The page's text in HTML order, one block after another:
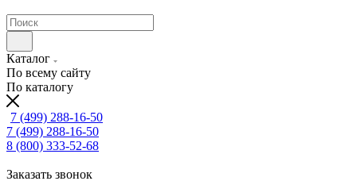
Каталог
По всему сайту
По каталогу
7 (499) 288-16-50
7 (499) 288-16-50
8 (800) 333-52-68
Заказать звонок